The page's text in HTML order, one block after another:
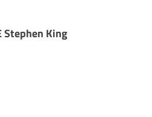
Stephen King